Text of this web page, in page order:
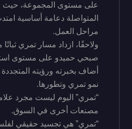
على مستوى المجموعة،
المتواصلة دعامة أساسية
مراحل العمل.
ولاحقًا، ازداد مسار تمري
صبحي حميدو على مستوى
أضاف بخبرته ورؤيته
نمو تمري وتطورها.
“تمري” اليوم ليست مجرد
مصنعات أخرى في السوق.
“تمري” هي تجسيد حقيقي